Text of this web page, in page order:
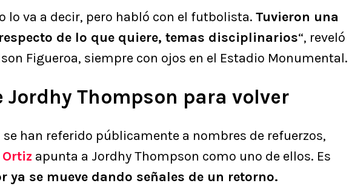
lo va a decir, pero habló con el futbolista. Tuvieron una
de lo que quiere, temas disciplinarios“, reveló
Figueroa, siempre con ojos en el Estadio Monumental.
Jordhy Thompson para volver
se han referido públicamente a nombres de refuerzos,
apunta a Jordhy Thompson como uno de ellos. Es
ya se mueve dando señales de un retorno.